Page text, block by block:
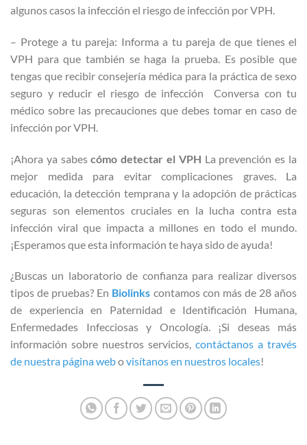
algunos casos la infección el riesgo de infección por VPH.
– Protege a tu pareja: Informa a tu pareja de que tienes el
VPH para que también se haga la prueba. Es posible que
tengas que recibir consejería médica para la práctica de sexo
seguro y reducir el riesgo de infección Conversa con tu
médico sobre las precauciones que debes tomar en caso de
infección por VPH.
¡Ahora ya sabescómo detectar el VPH La prevención es la
mejor medida para evitar complicaciones graves. La
educación, la detección temprana y la adopción de prácticas
seguras son elementos cruciales en la lucha contra esta
infección viral que impacta a millones en todo el mundo.
¡Esperamos que esta información te haya sido de ayuda!
¿Buscas un laboratorio de confianza para realizar diversos
tipos de pruebas? En Biolinks contamos con más de 28 años
de experiencia en Paternidad e Identificación Humana,
Enfermedades Infecciosas y Oncología.
¡Si deseas más
información sobre nuestros servicios, contáctanos a través
de nuestra página webovisítanos en nuestros locales!